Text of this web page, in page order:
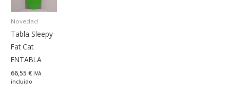
Novedad
Tabla Sleepy
Fat Cat
ENTABLA
66,55€ IVA
incluido